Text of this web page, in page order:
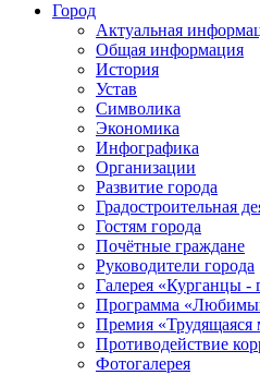
Город
Актуальная
Общая информация
История
Устав
Символика
Экономика
Инфографика
Организации
Развитие города
Градостроительная
Гостям города
Почётные граждане
Руководители города
Галерея «Курганцы -
Программа
Премия «Трудящаяся
Противодействие
Фотогалерея